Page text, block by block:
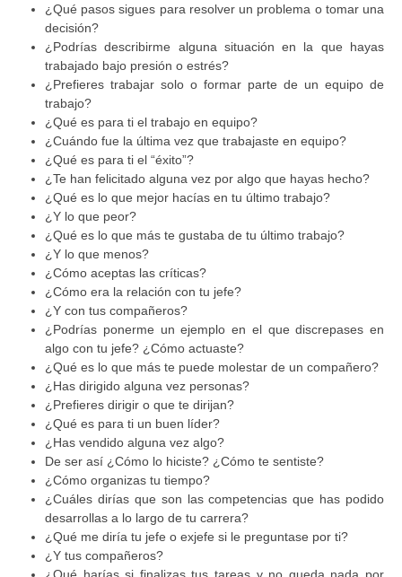
¿Qué pasos sigues para resolver un problema o tomar una
decisión?
¿Podrías describirme alguna situación en la que hayas
trabajado bajo presión o estrés?
¿Prefieres trabajar solo o formar parte de un equipo de
trabajo?
¿Qué es para ti el trabajo en equipo?
¿Cuándo fue la última vez que trabajaste en equipo?
¿Qué es para ti el “éxito”?
¿Te han felicitado alguna vez por algo que hayas hecho?
¿Qué es lo que mejor hacías en tu último trabajo?
¿Y lo que peor?
¿Qué es lo que más te gustaba de tu último trabajo?
¿Y lo que menos?
¿Cómo aceptas las críticas?
¿Cómo era la relación con tu jefe?
¿Y con tus compañeros?
¿Podrías ponerme un ejemplo en el que discrepases en
algo con tu jefe? ¿Cómo actuaste?
¿Qué es lo que más te puede molestar de un compañero?
¿Has dirigido alguna vez personas?
¿Prefieres dirigir o que te dirijan?
¿Qué es para ti un buen líder?
¿Has vendido alguna vez algo?
De ser así ¿Cómo lo hiciste? ¿Cómo te sentiste?
¿Cómo organizas tu tiempo?
¿Cuáles dirías que son las competencias que has podido
desarrollas a lo largo de tu carrera?
¿Qué me diría tu jefe o exjefe si le preguntase por ti?
¿Y tus compañeros?
¿Qué harías si finalizas tus tareas y no queda nada por